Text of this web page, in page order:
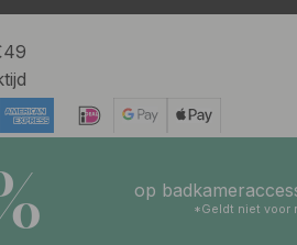
op
*Geldt niet voor